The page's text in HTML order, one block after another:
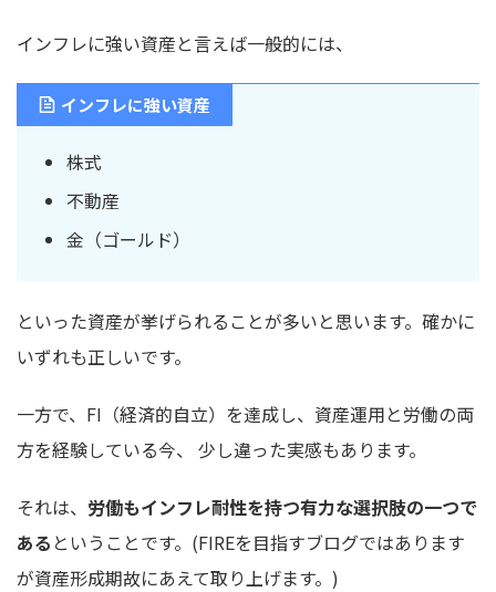
インフレに強い資産と言えば一般的には、
インフレに強い資産
株式
不動産
金（ゴールド）
といった資産が挙げられることが多いと思います。確かに
いずれも正しいです。
一方で、FI（経済的自立）を達成し、資産運用と労働の両
方を経験している今、 少し違った実感もあります。
それは、 労働もインフレ耐性を持つ有力な選択肢の一つで
ある ということです。(FIREを目指すブログではあります
が資産形成期故にあえて取り上げます。)